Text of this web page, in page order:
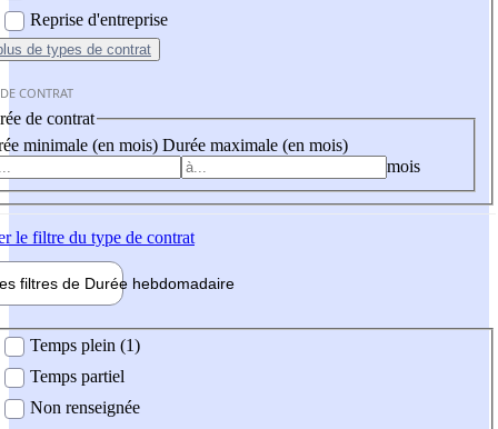
Reprise d'entreprise
de types de contrat
CONTRAT
de contrat
minimale (en mois) Durée maximale (en mois)
mois
le filtre du type de contrat
filtres de Durée hebdomadaire
Temps plein (1)
Temps partiel
Non renseignée